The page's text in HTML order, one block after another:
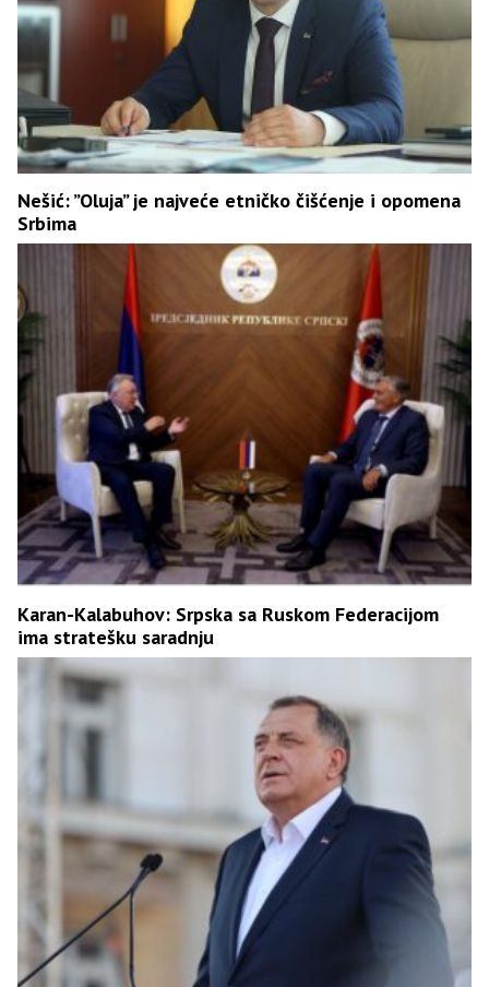
Nešić: ”Oluja” je najveće etničko čišćenje i opomena
Srbima
Karan-Kalabuhov: Srpska sa Ruskom Federacijom
ima stratešku saradnju